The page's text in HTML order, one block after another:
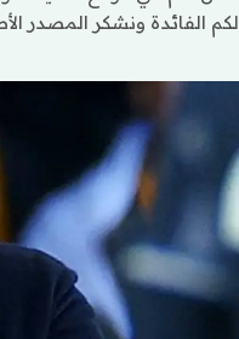
لكم الفائدة ونشكر المصدر